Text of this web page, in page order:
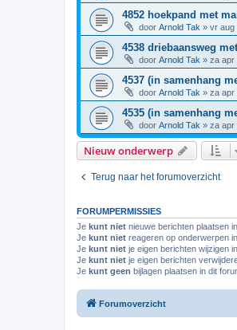
4852 hoekpand met
door Arnold Tak » vr aug
4538 driebaansweg
door Arnold Tak » za apr
4537 (in samenhang
door Arnold Tak » za apr
4535 (in samenhang
door Arnold Tak » za apr
Nieuw onderwerp
Terug naar het forumoverzicht
FORUMPERMISSIES
Je kunt niet nieuwe berichten plaatsen
Je kunt niet reageren op onderwerpen
Je kunt niet je eigen berichten wijzigen
Je kunt niet je eigen berichten
Je kunt geen bijlagen plaatsen in dit
Forumoverzicht